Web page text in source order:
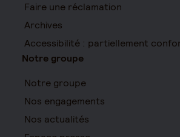
Faire une réclamation
Archives
Accessibilité : partiellement
Notre groupe
Notre groupe
Nos engagements
Nos actualités